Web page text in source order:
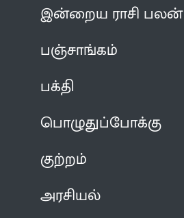
இன்றைய ராசி பலன்
பஞ்சாங்கம்
பக்தி
பொழுதுப்போக்கு
குற்றம்
அரசியல்